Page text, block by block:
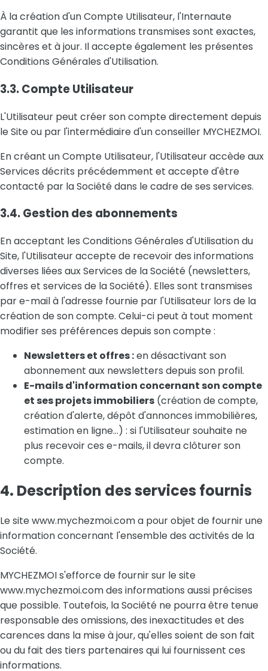
À la création d'un Compte Utilisateur, l'Internaute
garantit que les informations transmises sont exactes,
sincères et à jour. Il accepte également les présentes
Conditions Générales d'Utilisation.
3.3. Compte Utilisateur
L'Utilisateur peut créer son compte directement depuis
le Site ou par l'intermédiaire d'un conseiller MYCHEZMOI.
En créant un Compte Utilisateur, l'Utilisateur accède aux
Services décrits précédemment et accepte d'être
contacté par la Société dans le cadre de ses services.
3.4. Gestion des abonnements
En acceptant les Conditions Générales d'Utilisation du
Site, l'Utilisateur accepte de recevoir des informations
diverses liées aux Services de la Société (newsletters,
offres et services de la Société). Elles sont transmises
par e-mail à l'adresse fournie par l'Utilisateur lors de la
création de son compte. Celui-ci peut à tout moment
modifier ses préférences depuis son compte :
Newsletters et offres :en désactivant son
abonnement aux newsletters depuis son profil.
E-mails d'information concernant son compte
et ses projets immobiliers (création de compte,
création d'alerte, dépôt d'annonces immobilières,
estimation en ligne…) : si l'Utilisateur souhaite ne
plus recevoir ces e-mails, il devra clôturer son
compte.
4. Description des services fournis
Le site www.mychezmoi.com a pour objet de fournir une
information concernant l'ensemble des activités de la
Société.
MYCHEZMOI s'efforce de fournir sur le site
www.mychezmoi.com des informations aussi précises
que possible. Toutefois, la Société ne pourra être tenue
responsable des omissions, des inexactitudes et des
carences dans la mise à jour, qu'elles soient de son fait
ou du fait des tiers partenaires qui lui fournissent ces
informations.